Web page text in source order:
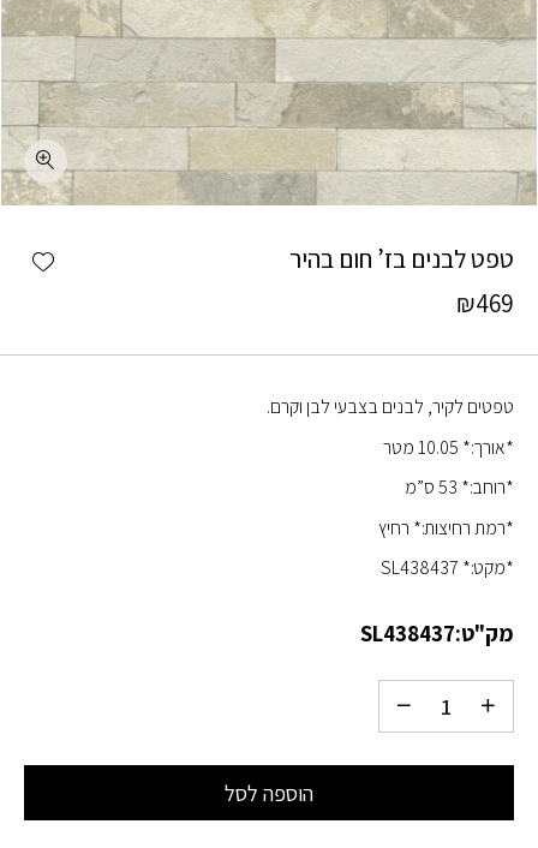
טפט לבנים בז’ חום בהיר
₪469
טפטים לקיר, לבנים בצבעי לבן וקרם.
*אורך:* 10.05 מטר
*רוחב:* 53 ס”מ
*רמת רחיצות:* רחיץ
*מקט:* SL438437
מק"ט:SL438437
הוספה לסל